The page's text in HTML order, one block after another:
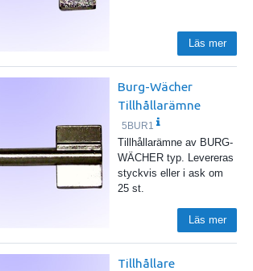
Läs mer
Burg-Wächer
Tillhållarämne
5BUR1
Tillhållarämne av BURG-
WÄCHER typ. Levereras
styckvis eller i ask om
25 st.
Läs mer
Tillhållare